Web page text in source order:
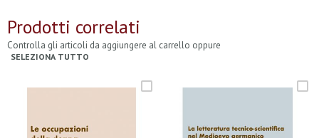
Prodotti correlati
Controlla gli articoli da aggiungere al carrello oppure
SELEZIONA TUTTO